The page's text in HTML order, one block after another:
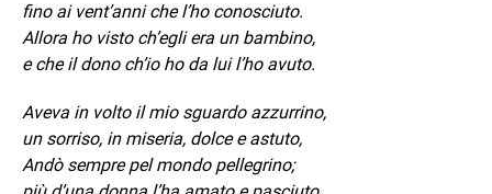
fino ai vent’anni che l’ho conosciuto.
Allora ho visto ch’egli era un bambino,
e che il dono ch’io ho da lui l’ho avuto.
Aveva in volto il mio sguardo azzurrino,
un sorriso, in miseria, dolce e astuto,
Andò sempre pel mondo pellegrino;